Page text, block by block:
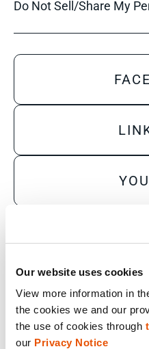
Our website uses cookies
View more information in
the cookies we and our
the use of cookies through
our Privacy Notice
Do Not Sell/Share My
Sales Inquiry
Technical Inquiry
Training Sales Inquiry